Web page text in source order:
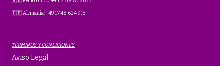
🇩🇪 Alemania: +49 1748 624 918
TÉRMINOS Y CONDICIONES
Aviso Legal